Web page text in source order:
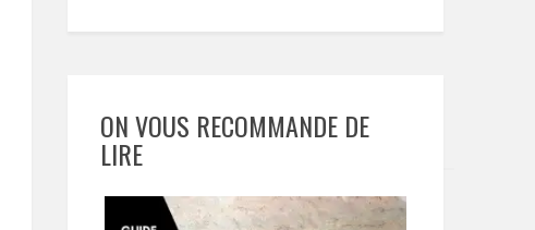
ON VOUS RECOMMANDE DE
LIRE